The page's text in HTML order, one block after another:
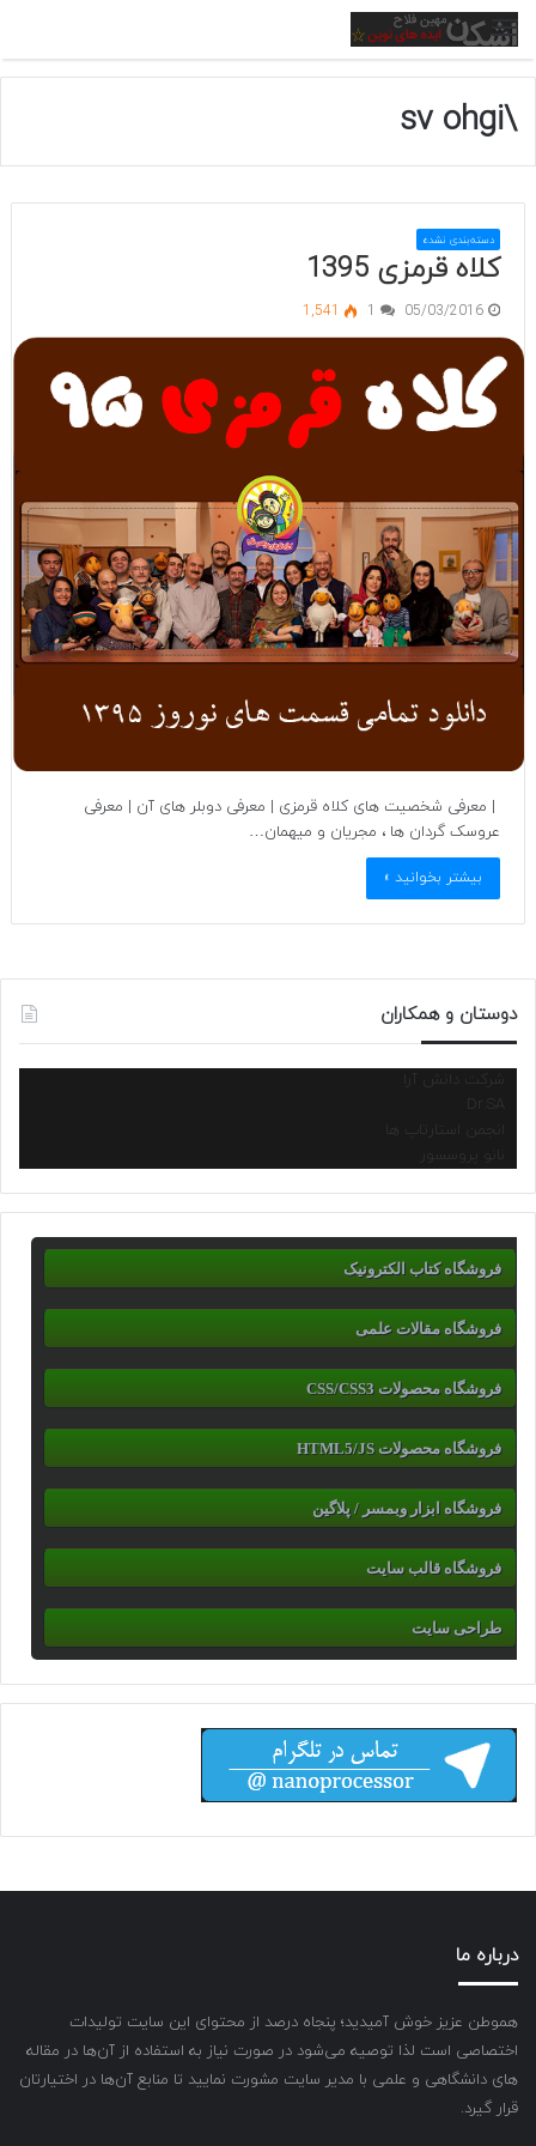
منو
\sv ohgi
دسته‌بندی نشده
کلاه قرمزی 1395
05/03/2016
1
1,541
| معرفی شخصیت های کلاه قرمزی | معرفی دوبلر های آن | معرفی
عروسک گردان ها ، مجریان و میهمان…
بیشتر بخوانید »
دوستان و همکاران
شرکت دانش آرا
انجمن استارتاپ ها
نانو پروسسور
فروشگاه کتاب الکترونیک
فروشگاه مقالات علمی
فروشگاه محصولات CSS/CSS3
فروشگاه محصولات HTML5/JS
فروشگاه ابزار وبمسر / پلاگین
فروشگاه قالب سایت
طراحی سایت
درباره ما
هموطن عزیز خوش آمیدید؛ پنجاه درصد از محتوای این سایت تولیدات
اختصاصی است لذا توصیه می‌شود در صورت نیاز به استفاده از آن‌ها در مقاله
های دانشگاهی و علمی با مدیر سایت مشورت نمایید تا منابع آن‌ها در اختیارتان
قرار گیرد.